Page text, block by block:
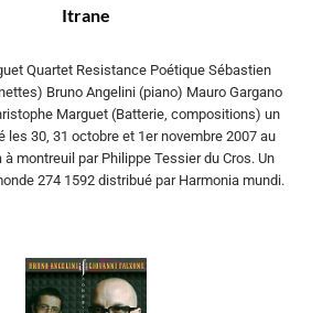
Itrane
Quartet Resistance Poétique Sébastien
Bruno Angelini (piano) Mauro Gargano
Marguet (Batterie, compositions) un
les 30, 31 octobre et 1er novembre 2007 au
montreuil par Philippe Tessier du Cros. Un
274 1592 distribué par Harmonia mundi.